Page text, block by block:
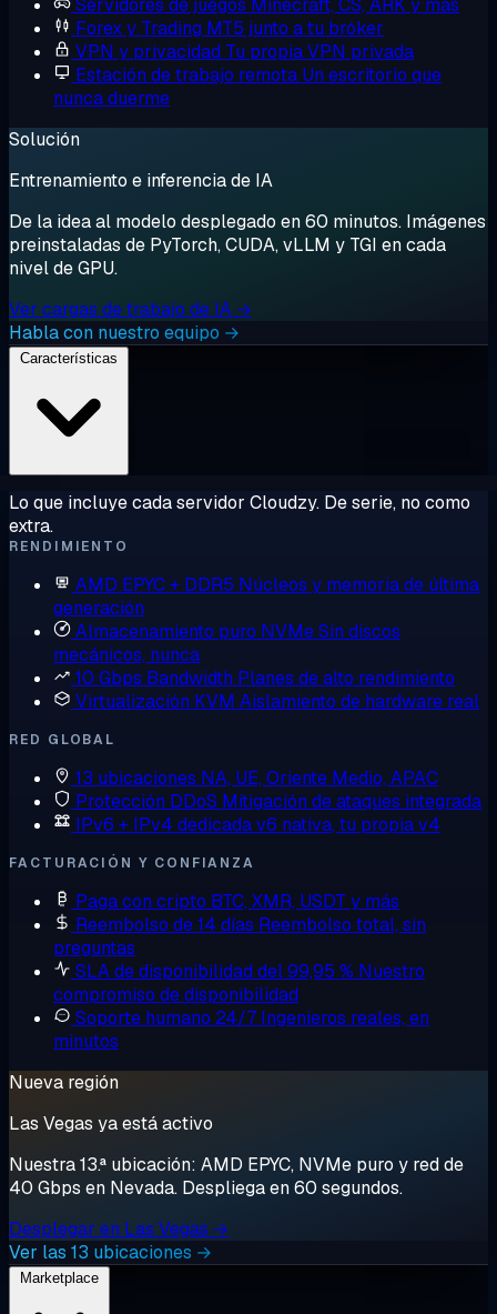
Servidores de juegos Minecraft, CS, ARK y más
Forex y Trading MT5 junto a tu bróker
VPN y privacidad Tu propia VPN privada
Estación de trabajo remota Un escritorio que
nunca duerme
Solución
Entrenamiento e inferencia de IA
De la idea al modelo desplegado en 60 minutos. Imágenes
preinstaladas de PyTorch, CUDA, vLLM y TGI en cada
nivel de GPU.
Ver cargas de trabajo de IA →
Habla con nuestro equipo →
Lo que incluye cada servidor Cloudzy. De serie, no como
extra.
RENDIMIENTO
AMD EPYC + DDR5 Núcleos y memoria de última
generación
Almacenamiento puro NVMeSin discos
mecánicos, nunca
10 Gbps Bandwidth Planes de alto rendimiento
Virtualización KVM Aislamiento de hardware real
RED GLOBAL
13 ubicaciones NA, UE, Oriente Medio, APAC
Protección DDoS Mitigación de ataques integrada
IPv6 + IPv4 dedicadav6 nativa, tu propia v4
FACTURACIÓN Y CONFIANZA
Paga con cripto BTC, XMR, USDT y más
Reembolso de 14 días Reembolso total, sin
preguntas
SLA de disponibilidad del 99,95 % Nuestro
compromiso de disponibilidad
Soporte humano 24/7 Ingenieros reales, en
minutos
Nueva región
Las Vegas ya está activo
Nuestra 13.ª ubicación: AMD EPYC, NVMe puro y red de
40 Gbps en Nevada. Despliega en 60 segundos.
Desplegar en Las Vegas →
Ver las 13 ubicaciones →